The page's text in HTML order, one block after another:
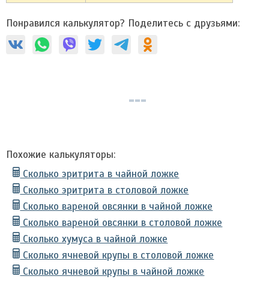
Понравился калькулятор? Поделитесь с друзьями:
Похожие калькуляторы:
Сколько эритрита в чайной ложке
Сколько эритрита в столовой ложке
Сколько вареной овсянки в чайной ложке
Сколько вареной овсянки в столовой ложке
Сколько хумуса в чайной ложке
Сколько ячневой крупы в столовой ложке
Сколько ячневой крупы в чайной ложке